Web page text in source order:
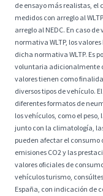
de ensayo más realistas, el
medidos con arreglo al
arreglo al NEDC. En caso
normativa WLTP, los
dicha normativa WLTP. Es
voluntaria adicionalmente
valores tienen como
diversos tipos de vehículo.
diferentes formatos de
los vehículos, como el
junto con la climatología,
pueden afectar el
emisiones CO2 y las
valores oficiales de
vehículos turismo,
España, con indicación de